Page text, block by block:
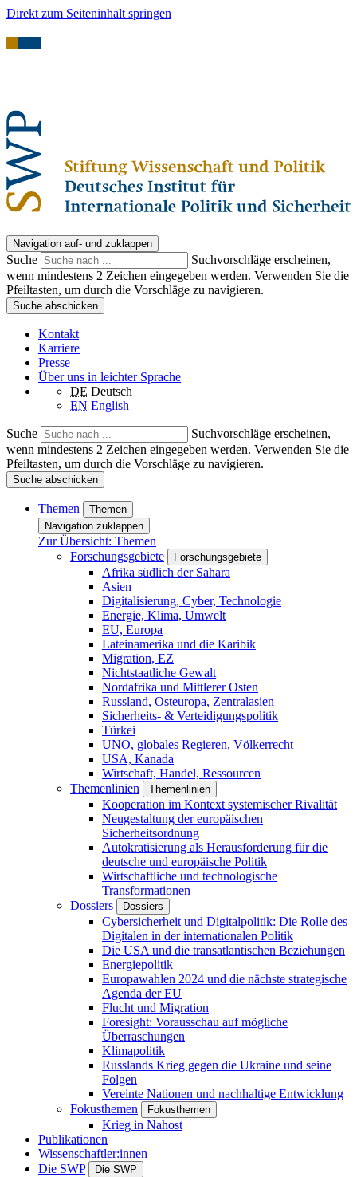
Direkt zum Seiteninhalt springen
Navigation auf- und zuklappen
Suche
Suchvorschläge erscheinen,
wenn mindestens 2 Zeichen eingegeben werden. Verwenden Sie die
Pfeiltasten, um durch die Vorschläge zu navigieren.
Suche abschicken
Kontakt
Karriere
Presse
Über uns in leichter Sprache
DE Deutsch
EN English
Suche
Suchvorschläge erscheinen,
wenn mindestens 2 Zeichen eingegeben werden. Verwenden Sie die
Pfeiltasten, um durch die Vorschläge zu navigieren.
Suche abschicken
Themen
Themen
Navigation zuklappen
Zur Übersicht: Themen
Forschungsgebiete
Forschungsgebiete
Afrika südlich der Sahara
Asien
Digitalisierung, Cyber, Technologie
Energie, Klima, Umwelt
EU, Europa
Lateinamerika und die Karibik
Migration, EZ
Nichtstaatliche Gewalt
Nordafrika und Mittlerer Osten
Russland, Osteuropa, Zentralasien
Sicherheits- & Verteidigungspolitik
Türkei
UNO, globales Regieren, Völkerrecht
USA, Kanada
Wirtschaft, Handel, Ressourcen
Themenlinien
Themenlinien
Kooperation im Kontext systemischer Rivalität
Neugestaltung der europäischen
Sicherheitsordnung
Autokratisierung als Herausforderung für die
deutsche und europäische Politik
Wirtschaftliche und technologische
Transformationen
Dossiers
Dossiers
Cybersicherheit und Digitalpolitik: Die Rolle des
Digitalen in der internationalen Politik
Die USA und die transatlantischen Beziehungen
Energiepolitik
Europawahlen 2024 und die nächste strategische
Agenda der EU
Flucht und Migration
Foresight: Vorausschau auf mögliche
Überraschungen
Klimapolitik
Russlands Krieg gegen die Ukraine und seine
Folgen
Vereinte Nationen und nachhaltige Entwicklung
Fokusthemen
Fokusthemen
Krieg in Nahost
Publikationen
Wissenschaftler:innen
Die SWP
Die SWP